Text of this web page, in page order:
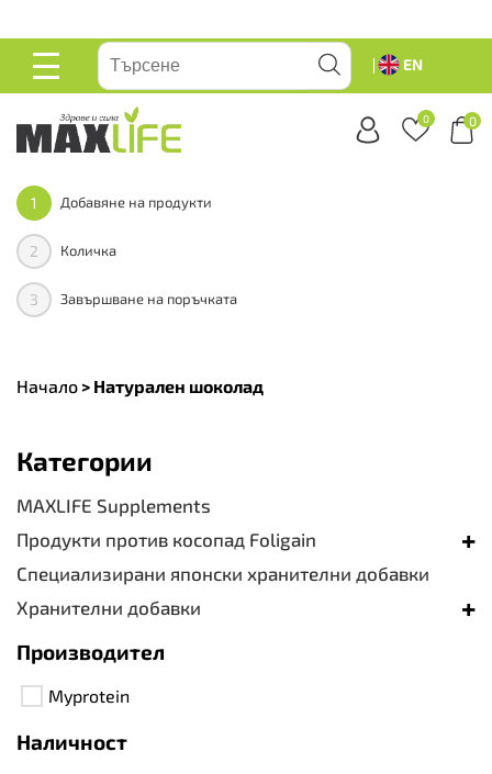
ОСНОВНО
EN
0 0
1 Добавяне на продукти
2 Количка
3 Завършване на поръчката
Начало > Натурален шоколад
Категории
MAXLIFE Supplements
Продукти против косопад Foligain
+
Специализирани японски хранителни добавки
Хранителни добавки
+
Производител
Myprotein
Наличност